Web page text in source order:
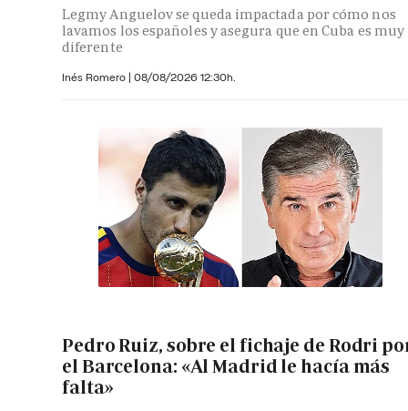
Legmy Anguelov se queda impactada por cómo nos
lavamos los españoles y asegura que en Cuba es muy
diferente
Inés Romero | 08/08/2026 12:30h.
Pedro Ruiz, sobre el fichaje de Rodri
el Barcelona: «Al Madrid le hacía más
falta»